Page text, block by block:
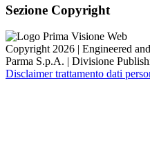
Sezione Copyright
Copyright 2026 | Engineered
Parma S.p.A. | Divisione
Disclaimer trattamento dati